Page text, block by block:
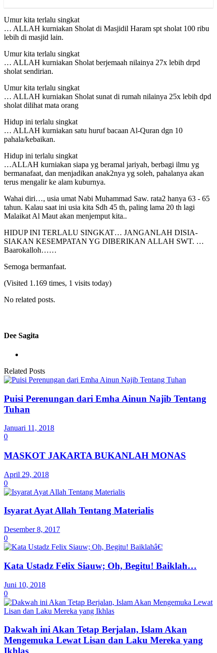
Umur kita terlalu singkat
… ALLAH kurniakan Sholat di Masjidil Haram spt sholat 100 ribu
lebih di masjid lain.
Umur kita terlalu singkat
… ALLAH kurniakan Sholat berjemaah nilainya 27x lebih drpd
sholat sendirian.
Umur kita terlalu singkat
… ALLAH kurniakan Sholat sunat di rumah nilainya 25x lebih dpd
sholat dilihat mata orang
Hidup ini terlalu singkat
… ALLAH kurniakan satu huruf bacaan Al-Quran dgn 10
pahala/kebaikan.
Hidup ini terlalu singkat
…ALLAH kurniakan siapa yg beramal jariyah, berbagi ilmu yg
bermanafaat, dan menjadikan anak2nya yg soleh, pahalanya akan
terus mengalir ke alam kuburnya.
Wahai diri…, usia umat Nabi Muhammad Saw. rata2 hanya 63 - 65
tahun. Kalau saat ini usia kita Sdh 45 th, paling lama 20 th lagi
Malaikat Al Maut akan menjemput kita..
HIDUP INI TERLALU SINGKAT… JANGANLAH DISIA-
SIAKAN KESEMPATAN YG DIBERIKAN ALLAH SWT. …
Baarokalloh……
Semoga bermanfaat.
(Visited 1.169 times, 1 visits today)
No related posts.
Dee Sagita
Related Posts
Puisi Perenungan dari Emha Ainun Najib Tentang
Tuhan
Januari 11, 2018
0
MASKOT JAKARTA BUKANLAH MONAS
April 29, 2018
0
Isyarat Ayat Allah Tentang Materialis
Desember 8, 2017
0
Kata Ustadz Felix Siauw; Oh, Begitu! Baiklah…
Juni 10, 2018
0
Dakwah ini Akan Tetap Berjalan, Islam Akan
Mengemuka Lewat Lisan dan Laku Mereka yang